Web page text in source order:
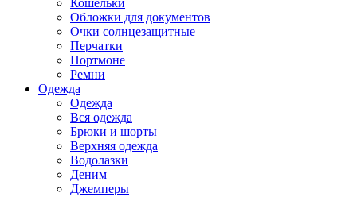
Кошельки
Обложки для документов
Очки солнцезащитные
Перчатки
Портмоне
Ремни
Одежда
Одежда
Вся одежда
Брюки и шорты
Верхняя одежда
Водолазки
Деним
Джемперы